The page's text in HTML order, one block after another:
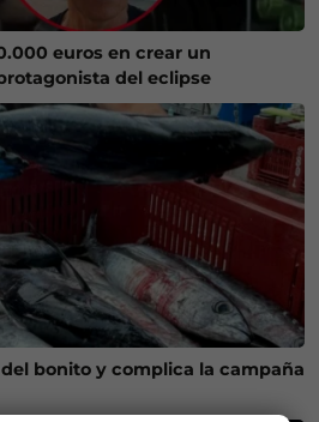
euros en crear un
del eclipse
bonito y complica la campaña